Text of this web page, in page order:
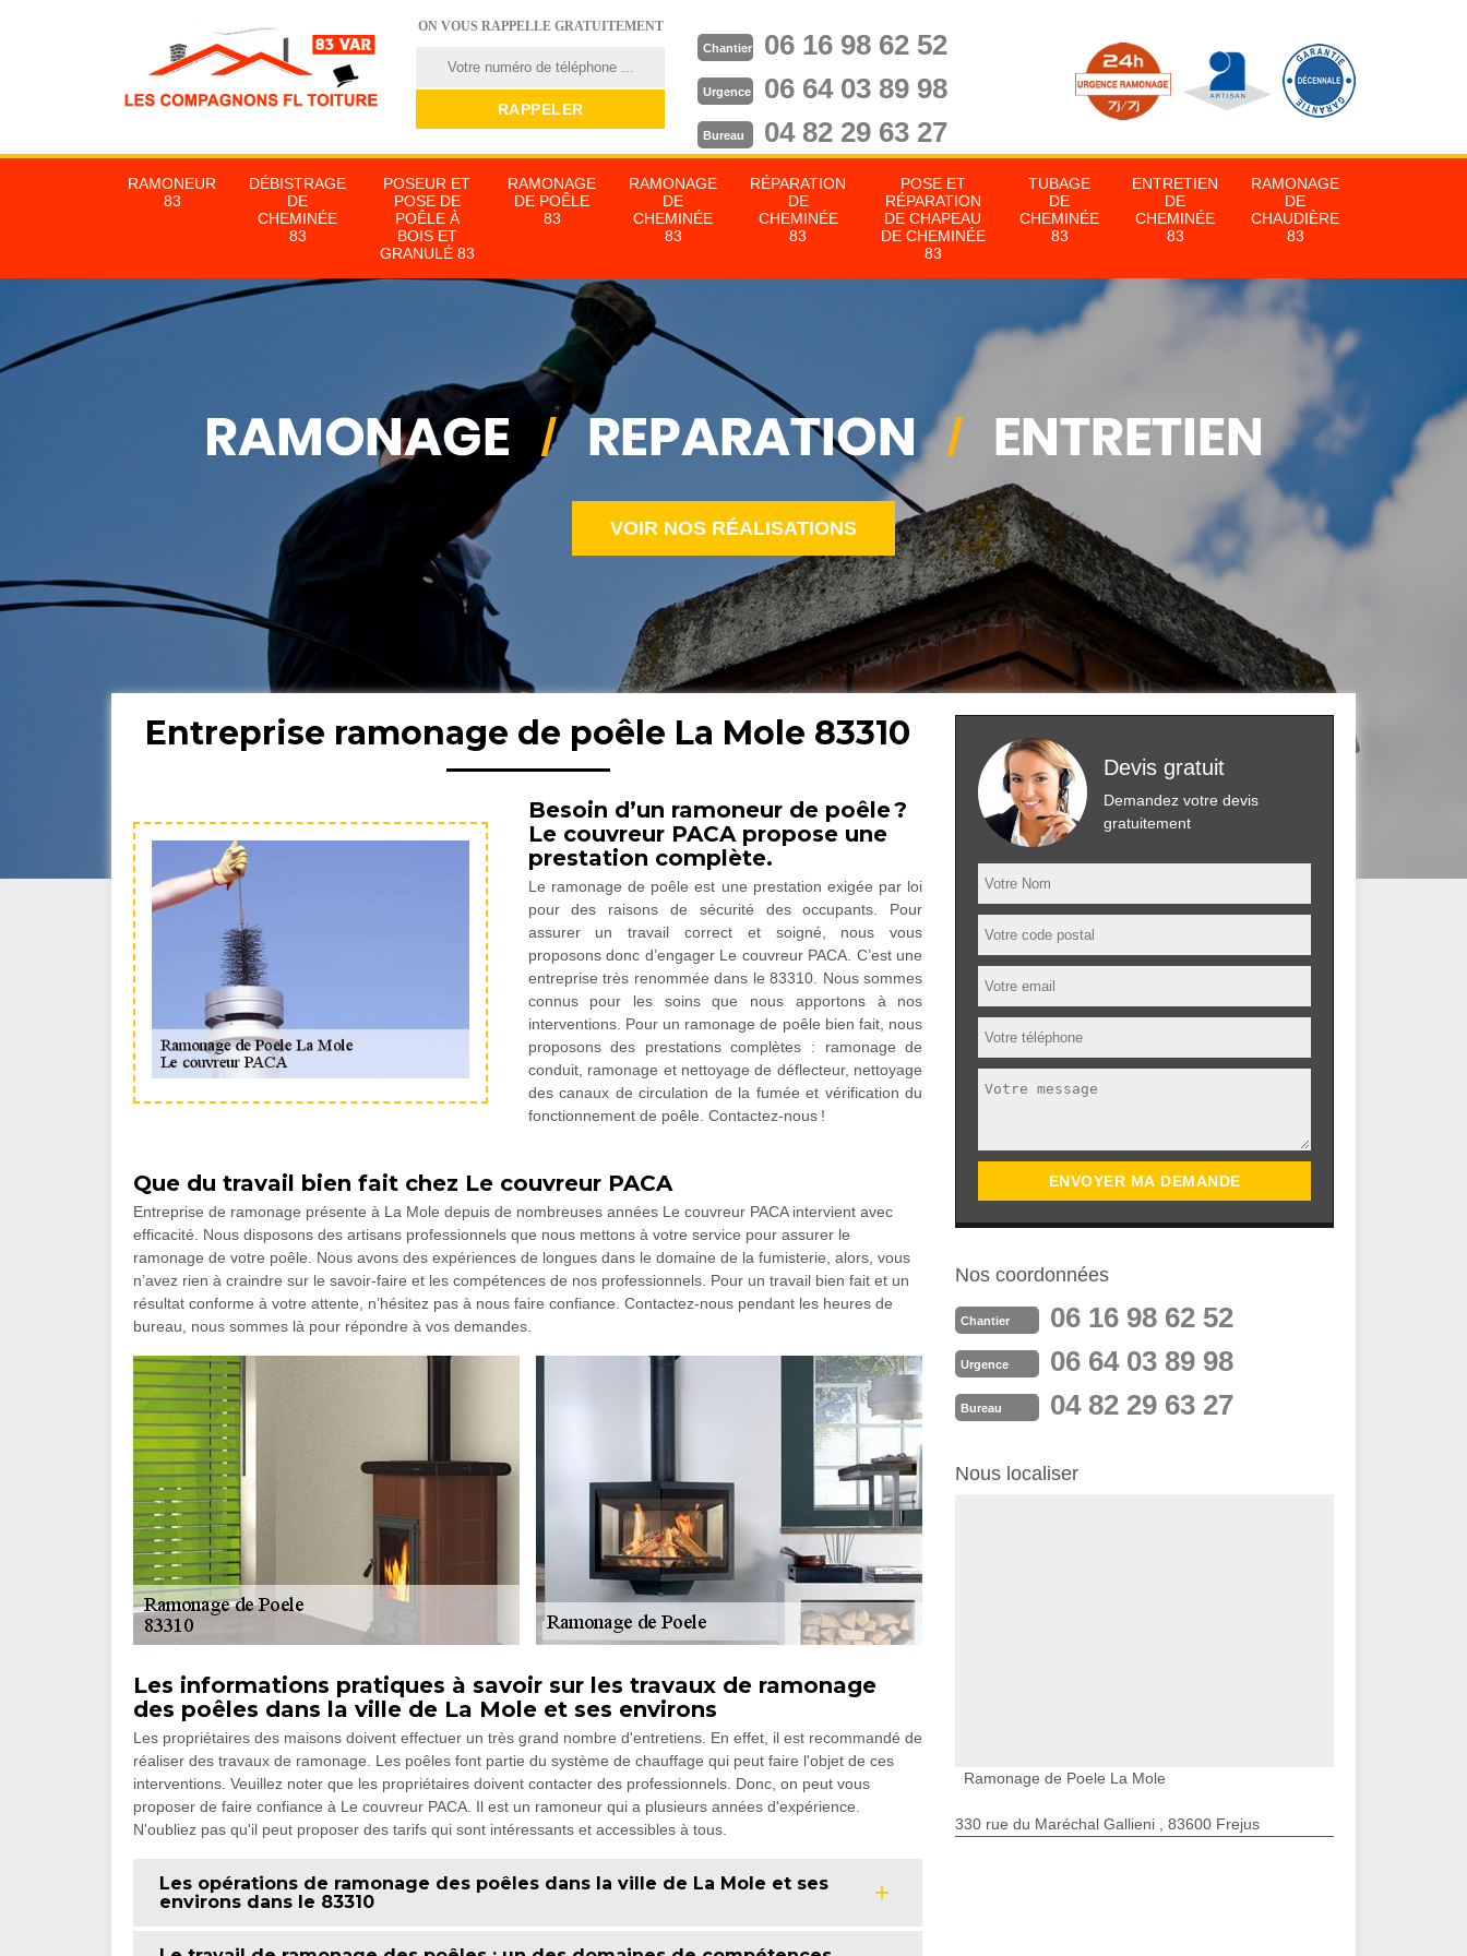
ON VOUS RAPPELLE GRATUITEMENT
Chantier 06 16 98 62 52
Urgence 06 64 03 89 98
Bureau 04 82 29 63 27
RAMONEUR
83
DÉBISTRAGE
DE
CHEMINÉE
83
POSEUR ET
POSE DE
POÊLE À
BOIS ET
GRANULÉ 83
RAMONAGE
DE POÊLE
83
RAMONAGE
DE
CHEMINÉE
83
RÉPARATION
DE
CHEMINÉE
83
POSE ET
RÉPARATION
DE CHAPEAU
DE CHEMINÉE
83
TUBAGE
DE
CHEMINÉE
83
ENTRETIEN
DE
CHEMINÉE
83
RAMONAGE
DE
CHAUDIÈRE
83
VOIR NOS RÉALISATIONS
Entreprise ramonage de poêle La Mole 83310
Besoin d’un ramoneur de poêle ?
Le couvreur PACA propose une
prestation complète.
Le ramonage de poêle est une prestation exigée par loi
pour des raisons de sécurité des occupants. Pour
assurer un travail correct et soigné, nous vous
proposons donc d’engager Le couvreur PACA. C’est une
entreprise très renommée dans le 83310. Nous sommes
connus pour les soins que nous apportons à nos
interventions. Pour un ramonage de poêle bien fait, nous
proposons des prestations complètes : ramonage de
conduit, ramonage et nettoyage de déflecteur, nettoyage
des canaux de circulation de la fumée et vérification du
fonctionnement de poêle. Contactez-nous !
Que du travail bien fait chez Le couvreur PACA
Entreprise de ramonage présente à La Mole depuis de nombreuses années Le couvreur PACA intervient avec
efficacité. Nous disposons des artisans professionnels que nous mettons à votre service pour assurer le
ramonage de votre poêle. Nous avons des expériences de longues dans le domaine de la fumisterie, alors, vous
n’avez rien à craindre sur le savoir-faire et les compétences de nos professionnels. Pour un travail bien fait et un
résultat conforme à votre attente, n’hésitez pas à nous faire confiance. Contactez-nous pendant les heures de
bureau, nous sommes là pour répondre à vos demandes.
Les informations pratiques à savoir sur les travaux de ramonage
des poêles dans la ville de La Mole et ses environs
Les propriétaires des maisons doivent effectuer un très grand nombre d'entretiens. En effet, il est recommandé de
réaliser des travaux de ramonage. Les poêles font partie du système de chauffage qui peut faire l'objet de ces
interventions. Veuillez noter que les propriétaires doivent contacter des professionnels. Donc, on peut vous
proposer de faire confiance à Le couvreur PACA. Il est un ramoneur qui a plusieurs années d'expérience.
N'oubliez pas qu'il peut proposer des tarifs qui sont intéressants et accessibles à tous.
Les opérations de ramonage des poêles dans la ville de La Mole et ses
environs dans le 83310
Devis gratuit
Demandez votre devis
gratuitement
Nos coordonnées
Chantier 06 16 98 62 52
Urgence 06 64 03 89 98
Bureau 04 82 29 63 27
Nous localiser
Ramonage de Poele La Mole
330 rue du Maréchal Gallieni , 83600 Frejus